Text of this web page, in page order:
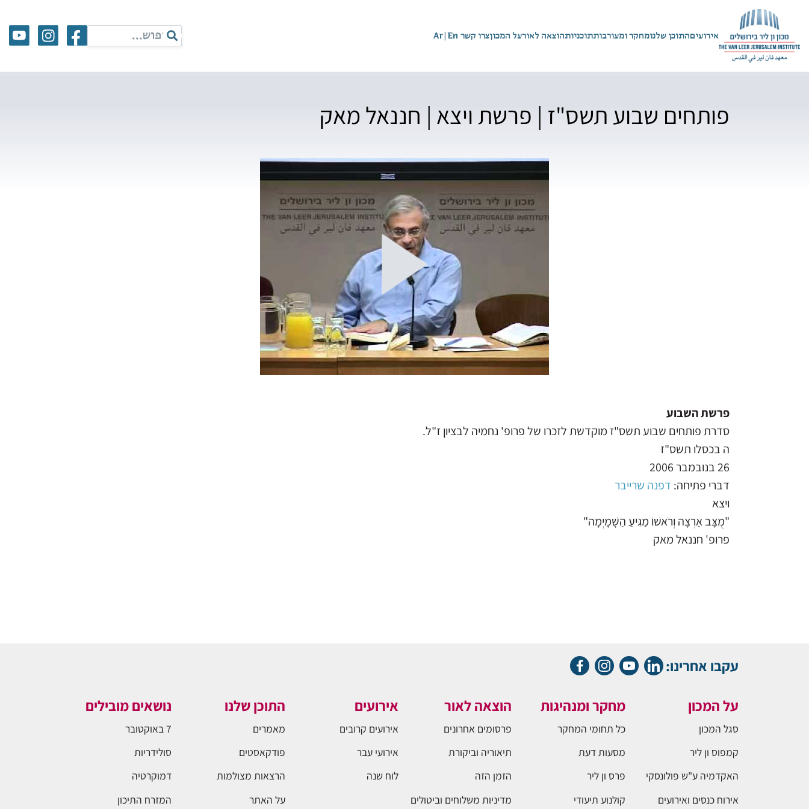
אירועיםהתוכן שלנומחקר ומעורבותתוכניותהוצאה לאורעל המכוןצרו קשר En
|
Ar
פותחים שבוע תשס"ז | פרשת ויצא | חננאל מאק
פרשת השבוע
סדרת פותחים שבוע תשס"ז מוקדשת לזכרו של פרופ' נחמיה לבציון ז"ל.
ה בכסלו תשס"ז
26 בנובמבר 2006
דברי פתיחה: דפנה שרייבר
ויצא
"מֻצָּב אַרְצָה וְרֹאשׁוֹ מַגִּיעַ הַשָּׁמָיְמָה"
פרופ' חננאל מאק
עקבו אחרינו:
על המכון
סגל המכון
קמפוס ון ליר
האקדמיה ע"ש פולונסקי
אירוח כנסים ואירועים
מחקר ומנהיגות
כל תחומי המחקר
מסעות דעת
פרס ון ליר
קולנוע תיעודי
הוצאה לאור
פרסומים אחרונים
תיאוריה וביקורת
הזמן הזה
מדיניות משלוחים וביטולים
אירועים
אירועים קרובים
אירועי עבר
לוח שנה
התוכן שלנו
מאמרים
פודקאסטים
הרצאות מצולמות
על האתר
נושאים מובילים
7 באוקטובר
סולידריות
דמוקרטיה
המזרח התיכון